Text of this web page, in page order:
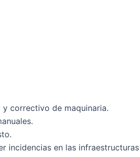
y correctivo de maquinaria.
incidencias en las